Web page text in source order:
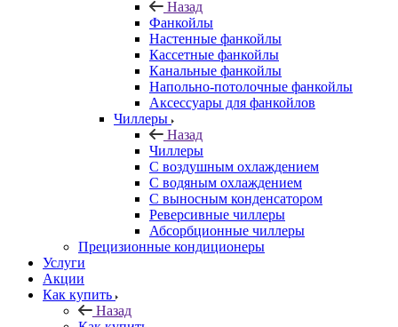
Назад
Фанкойлы
Настенные фанкойлы
Кассетные фанкойлы
Канальные фанкойлы
Напольно-потолочные фанкойлы
Аксессуары для фанкойлов
Чиллеры
Назад
Чиллеры
С воздушным охлаждением
С водяным охлаждением
С выносным конденсатором
Реверсивные чиллеры
Абсорбционные чиллеры
Прецизионные кондиционеры
Услуги
Акции
Как купить
Назад